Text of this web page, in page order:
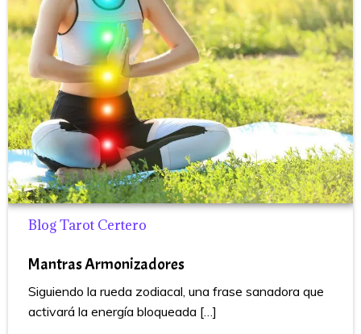
Blog Tarot Certero
Mantras Armonizadores
Siguiendo la rueda zodiacal, una frase sanadora que
activará la energía bloqueada […]